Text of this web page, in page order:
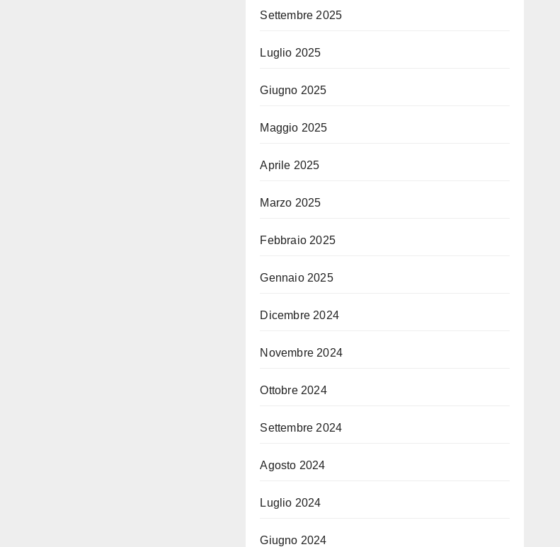
Settembre 2025
Luglio 2025
Giugno 2025
Maggio 2025
Aprile 2025
Marzo 2025
Febbraio 2025
Gennaio 2025
Dicembre 2024
Novembre 2024
Ottobre 2024
Settembre 2024
Agosto 2024
Luglio 2024
Giugno 2024